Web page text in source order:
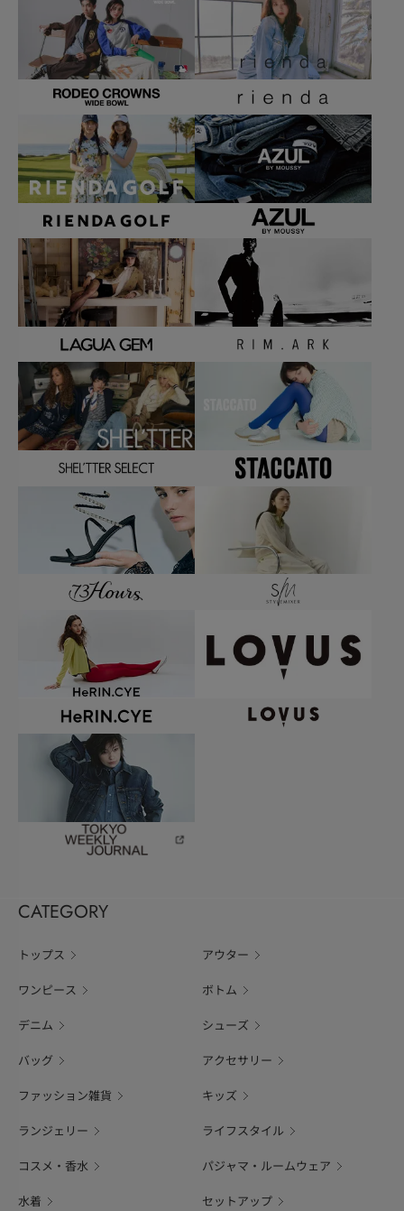
CATEGORY
トップス アウター
ワンピース ボトム
デニム シューズ
バッグ アクセサリー
ファッション雑貨 キッズ
ランジェリー ライフスタイル
コスメ・香水 パジャマ・ルームウェア
水着 セットアップ